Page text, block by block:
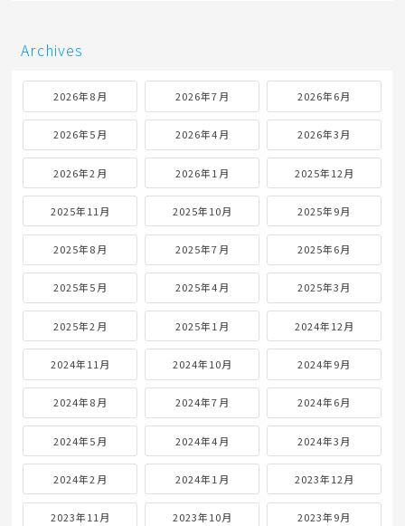
Archives
2026年8月 2026年7月 2026年6月
2026年5月 2026年4月 2026年3月
2026年2月 2026年1月 2025年12月
2025年11月 2025年10月 2025年9月
2025年8月 2025年7月 2025年6月
2025年5月 2025年4月 2025年3月
2025年2月 2025年1月 2024年12月
2024年11月 2024年10月 2024年9月
2024年8月 2024年7月 2024年6月
2024年5月 2024年4月 2024年3月
2024年2月 2024年1月 2023年12月
2023年11月 2023年10月 2023年9月